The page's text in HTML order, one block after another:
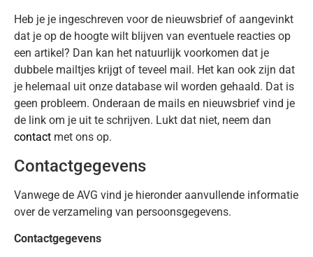
Heb je je ingeschreven voor de nieuwsbrief of aangevinkt
dat je op de hoogte wilt blijven van eventuele reacties op
een artikel? Dan kan het natuurlijk voorkomen dat je
dubbele mailtjes krijgt of teveel mail. Het kan ook zijn dat
je helemaal uit onze database wil worden gehaald. Dat is
geen probleem. Onderaan de mails en nieuwsbrief vind je
de link om je uit te schrijven. Lukt dat niet, neem dan
contact met ons op.
Contactgegevens
Vanwege de AVG vind je hieronder aanvullende informatie
over de verzameling van persoonsgegevens.
Contactgegevens